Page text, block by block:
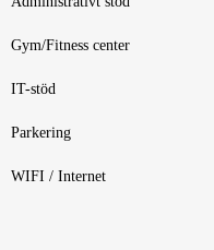
Gym/Fitness center
IT-stöd
Parkering
WIFI / Internet